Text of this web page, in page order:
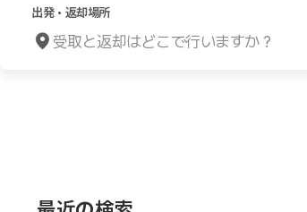
出発・返却場所